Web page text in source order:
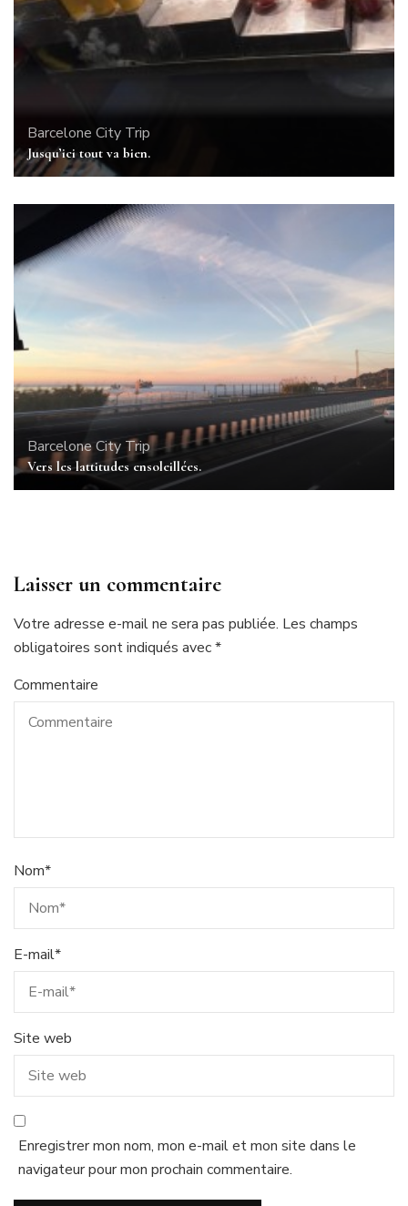
Barcelone City Trip
Jusqu’ici tout va bien.
BarceloneCity Trip
Vers les lattitudes ensoleillées.
Laisser un commentaire
Votre adresse e-mail ne sera pas publiée. Les champs
obligatoires sont indiqués avec*
Commentaire
Nom*
E-mail*
Site web
Enregistrer mon nom, mon e-mail et mon site dans le
navigateur pour mon prochain commentaire.